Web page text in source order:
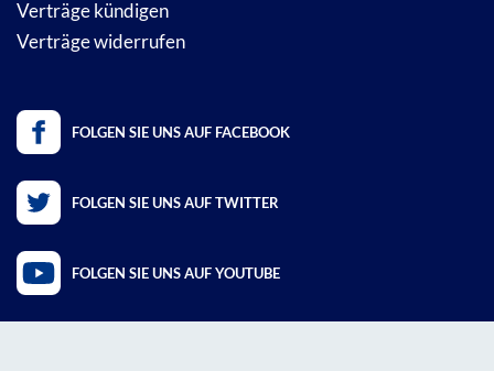
Verträge kündigen
Verträge widerrufen
FOLGEN SIE UNS AUF FACEBOOK
FOLGEN SIE UNS AUF TWITTER
FOLGEN SIE UNS AUF YOUTUBE